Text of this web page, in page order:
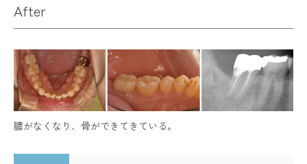
After
膿がなくなり、骨ができてきている。